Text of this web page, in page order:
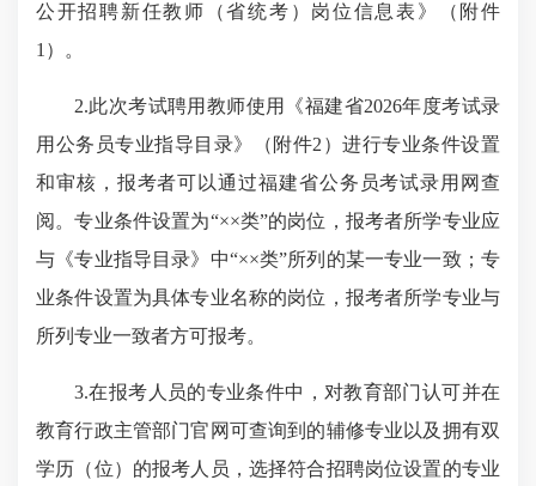
公开招聘新任教师（省统考）岗位信息表》（附件
1 ）。
2.此次考试聘用教师使用《福建省2026年度考试录
用公务员专业指导目录》（附件2 ）进行专业条件设置
和审核，报考者可以通过福建省公务员考试录用网查
阅。专业条件设置为“××类”的岗位，报考者所学专业应
与《专业指导目录》中“××类”所列的某一专业一致；专
业条件设置为具体专业名称的岗位，报考者所学专业与
所列专业一致者方可报考。
3.在报考人员的专业条件中，对教育部门认可并在
教育行政主管部门官网可查询到的辅修专业以及拥有双
学历（位）的报考人员，选择符合招聘岗位设置的专业